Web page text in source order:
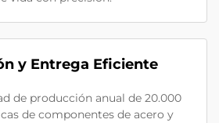
y Entrega Eficiente
de producción anual de 20.000
de componentes de acero y